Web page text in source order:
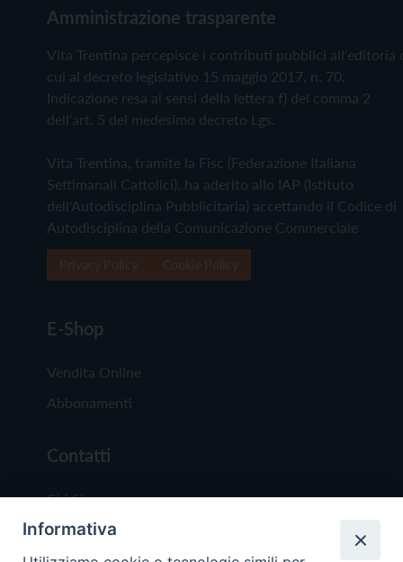
Amministrazione trasparente
Vita Trentina percepisce i contributi pubblici all'editoria
cui al decreto legislativo 15 maggio 2017, n. 70.
Indicazione resa ai sensi della lettera f) del comma 2
dell'art. 5 del medesimo decreto Lgs.
Vita Trentina, tramite la Fisc (Federazione Italiana
Settimanali Cattolici), ha aderito allo IAP (Istituto
dell'Autodisciplina Pubblicitaria) accettando il Codice di
Autodisciplina della Comunicazione Commerciale
E-Shop
Vendita Online
Abbonamenti
Contatti
Chi Siamo
Redazione
Informativa